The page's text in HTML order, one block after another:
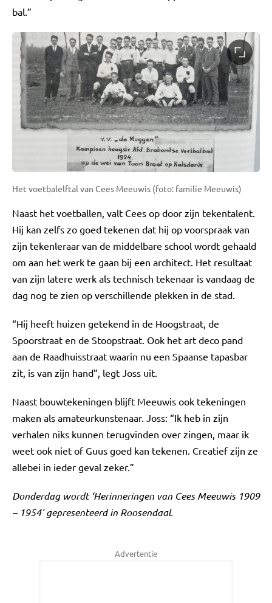
bal.”
Het voetbalelftal van Cees Meeuwis (foto: familie Meeuwis)
Naast het voetballen, valt Cees op door zijn tekentalent.
Hij kan zelfs zo goed tekenen dat hij op voorspraak van
zijn tekenleraar van de middelbare school wordt gehaald
om aan het werk te gaan bij een architect. Het resultaat
van zijn latere werk als technisch tekenaar is vandaag de
dag nog te zien op verschillende plekken in de stad.
“Hij heeft huizen getekend in de Hoogstraat, de
Spoorstraat en de Stoopstraat. Ook het art deco pand
aan de Raadhuisstraat waarin nu een Spaanse tapasbar
zit, is van zijn hand”, legt Joss uit.
Naast bouwtekeningen blijft Meeuwis ook tekeningen
maken als amateurkunstenaar. Joss: “Ik heb in zijn
verhalen niks kunnen terugvinden over zingen, maar ik
weet ook niet of Guus goed kan tekenen. Creatief zijn ze
allebei in ieder geval zeker.”
Donderdag wordt ‘Herinneringen van Cees Meeuwis 1909
– 1954' gepresenteerd in Roosendaal.
Advertentie